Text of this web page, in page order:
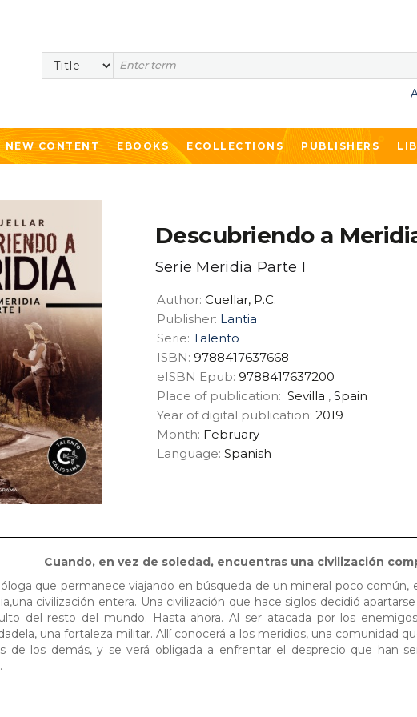
Search
NEW CONTENT EBOOKS ECOLLECTIONS PUBLISHERS
Descubriendo a
Serie Meridia Parte I
Author: Cuellar, P.C.
Publisher: Lantia
Serie: Talento
ISBN: 9788417637668
eISBN Epub: 9788417637200
Place of publication: Sevilla , Spain
Year of digital publication: 2019
Month: February
Language: Spanish
Cuando, en vez de soledad, encuentras una civilización
que permanece viajando en búsqueda de un mineral poco común,
civilización entera. Una civilización que hace siglos decidió
del resto del mundo. Hasta ahora. Al ser atacada por los
una fortaleza militar. Allí conocerá a los meridios, una comunidad
de los demás, y se verá obligada a enfrentar el desprecio que han